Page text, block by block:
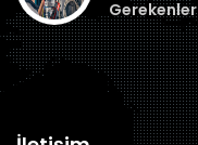
Gerekenler